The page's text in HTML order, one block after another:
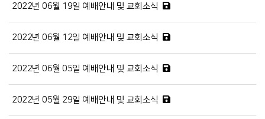
2022년 06월 19일 예배안내 및 교회소식
2022년 06월 12일 예배안내 및 교회소식
2022년 06월 05일 예배안내 및 교회소식
2022년 05월 29일 예배안내 및 교회소식